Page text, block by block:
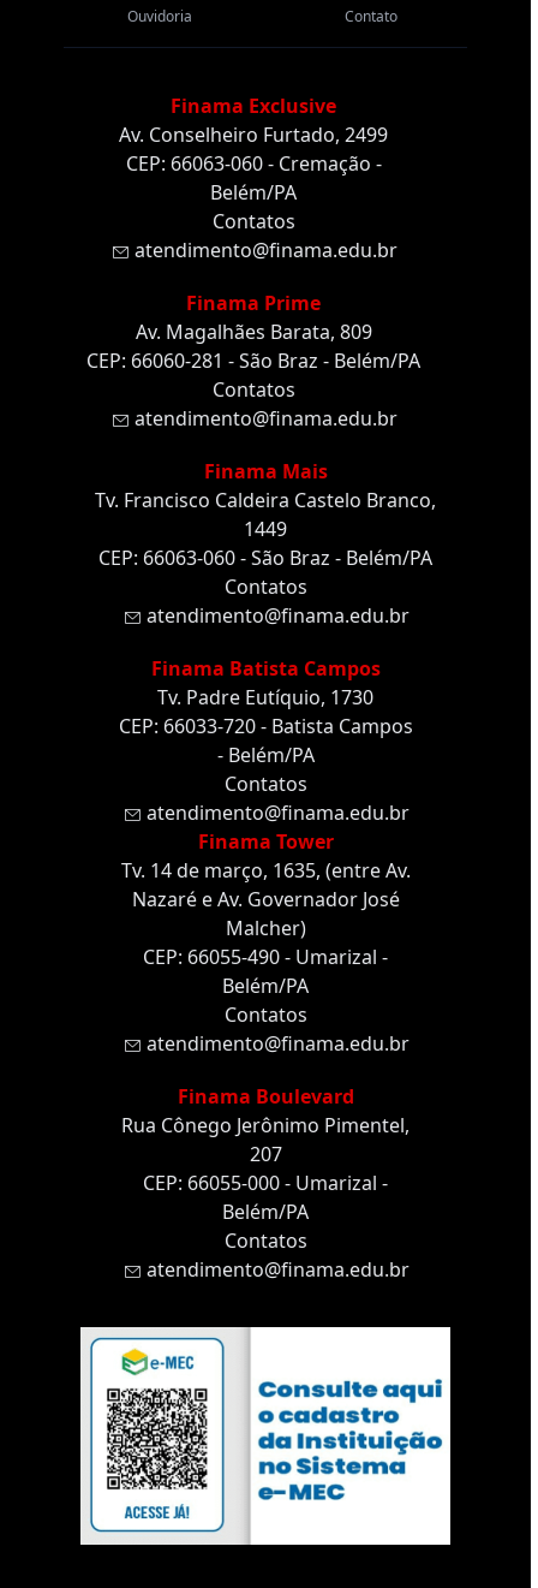
Ouvidoria Contato
Finama Exclusive
Av. Conselheiro Furtado, 2499
CEP: 66063-060 - Cremação -
Belém/PA
Contatos
atendimento@finama.edu.br
Finama Prime
Av. Magalhães Barata, 809
CEP: 66060-281 - São Braz - Belém/PA
Contatos
atendimento@finama.edu.br
Finama Mais
Tv. Francisco Caldeira Castelo Branco,
1449
CEP: 66063-060 - São Braz - Belém/PA
Contatos
atendimento@finama.edu.br
Finama Batista Campos
Tv. Padre Eutíquio, 1730
CEP: 66033-720 - Batista Campos
- Belém/PA
Contatos
atendimento@finama.edu.br
Finama Tower
Tv. 14 de março, 1635, (entre Av.
Nazaré e Av. Governador José
Malcher)
CEP: 66055-490 - Umarizal -
Belém/PA
Contatos
atendimento@finama.edu.br
Finama Boulevard
Rua Cônego Jerônimo Pimentel,
207
CEP: 66055-000 - Umarizal -
Belém/PA
Contatos
atendimento@finama.edu.br